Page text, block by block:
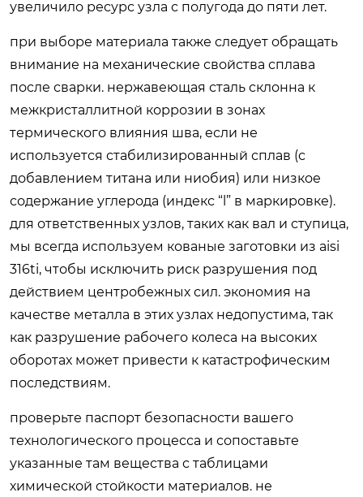
увеличило ресурс узла с полугода до пяти лет.
при выборе материала также следует обращать
внимание на механические свойства сплава
после сварки. нержавеющая сталь склонна к
межкристаллитной коррозии в зонах
термического влияния шва, если не
используется стабилизированный сплав (с
добавлением титана или ниобия) или низкое
содержание углерода (индекс “l” в маркировке).
для ответственных узлов, таких как вал и ступица,
мы всегда используем кованые заготовки из aisi
316ti, чтобы исключить риск разрушения под
действием центробежных сил. экономия на
качестве металла в этих узлах недопустима, так
как разрушение рабочего колеса на высоких
оборотах может привести к катастрофическим
последствиям.
проверьте паспорт безопасности вашего
технологического процесса и сопоставьте
указанные там вещества с таблицами
химической стойкости материалов. не